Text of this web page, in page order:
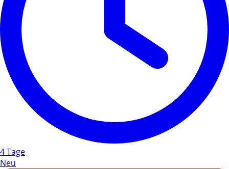
4 Tage
Neu